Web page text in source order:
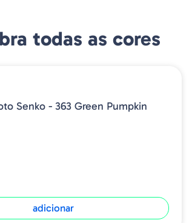
todas as cores
Senko - 363 Green Pumpkin
adicionar